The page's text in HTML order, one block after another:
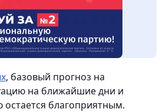
, базовый прогноз на
на ближайшие дни и
благоприятным.